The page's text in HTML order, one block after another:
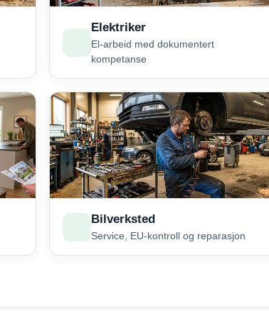
Elektriker
El-arbeid med dokumentert
kompetanse
Bilverksted
Service, EU-kontroll og reparasjon